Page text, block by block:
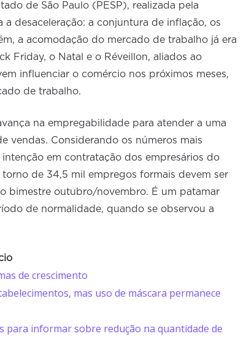
de São Paulo (PESP), realizada pela
desaceleração: a conjuntura de inflação, os
a acomodação do mercado de trabalho já era
Friday, o Natal e o Réveillon, aliados ao
influenciar o comércio nos próximos meses,
de trabalho.
na empregabilidade para atender a uma
vendas. Considerando os números mais
em contratação dos empresários do
de 34,5 mil empregos formais devem ser
bimestre outubro/novembro. É um patamar
de normalidade, quando se observou a
de crescimento
mas uso de máscara permanece
para informar sobre redução na quantidade de